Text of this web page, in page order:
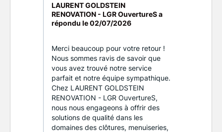
LAURENT GOLDSTEIN
RENOVATION - LGR OuvertureS a
répondu le02/07/2026
Merci beaucoup pour votre retour !
Nous sommes ravis de savoir que
vous avez trouvé notre service
parfait et notre équipe sympathique.
Chez LAURENT GOLDSTEIN
RENOVATION - LGR OuvertureS,
nous nous engageons à offrir des
solutions de qualité dans les
domaines des clôtures, menuiseries,